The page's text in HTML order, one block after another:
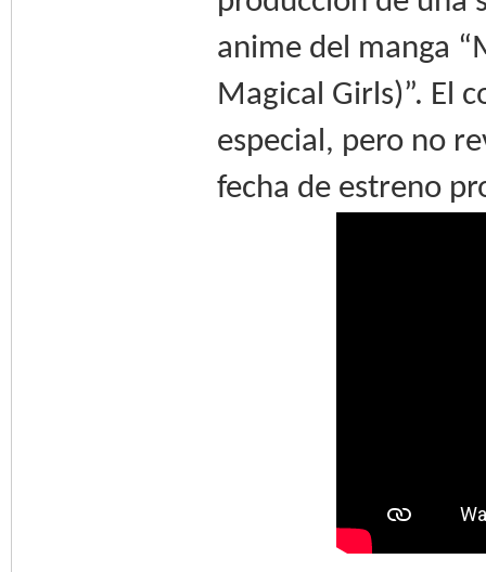
anime del manga
Magical Girls)”. El
especial, pero no
fecha de estreno